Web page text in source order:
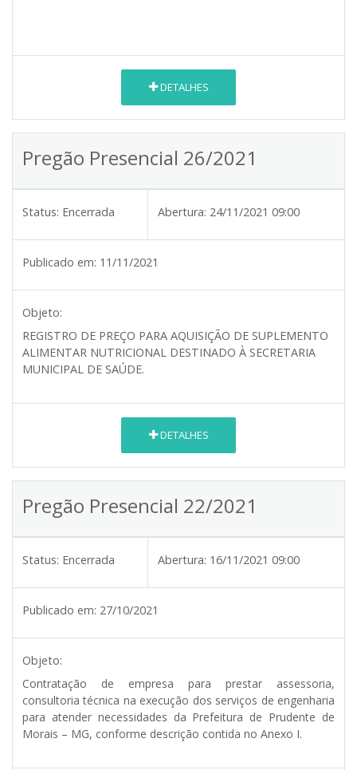
DETALHES
Pregão Presencial 26/2021
Status: Encerrada Abertura: 24/11/2021 09:00
Publicado em: 11/11/2021
Objeto:
REGISTRO DE PREÇO PARA AQUISIÇÃO DE SUPLEMENTO
ALIMENTAR NUTRICIONAL DESTINADO À SECRETARIA
MUNICIPAL DE SAÚDE.
DETALHES
Pregão Presencial 22/2021
Status: Encerrada Abertura: 16/11/2021 09:00
Publicado em: 27/10/2021
Objeto:
Contratação de empresa para prestar assessoria,
consultoria técnica na execução dos serviços de engenharia
para atender necessidades da Prefeitura de Prudente de
Morais – MG, conforme descrição contida no Anexo I.